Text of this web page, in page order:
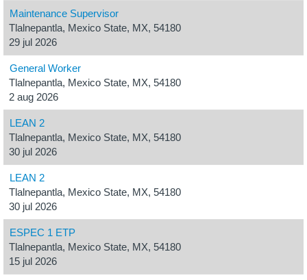
Maintenance Supervisor
Tlalnepantla, Mexico State, MX, 54180
29 jul 2026
General Worker
Tlalnepantla, Mexico State, MX, 54180
2 aug 2026
LEAN 2
Tlalnepantla, Mexico State, MX, 54180
30 jul 2026
LEAN 2
Tlalnepantla, Mexico State, MX, 54180
30 jul 2026
ESPEC 1 ETP
Tlalnepantla, Mexico State, MX, 54180
15 jul 2026